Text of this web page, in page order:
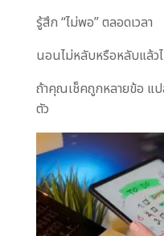
รู้สึก “ไม่พอ” ตลอดเวลา
นอนไม่หลับหรือหลับแล้ว
ถ้าคุณเช็คถูกหลายข้อ แป
ตัว